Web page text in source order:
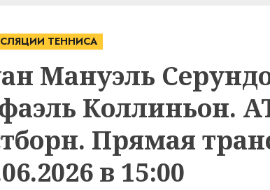
ТЕННИСА
Мануэль
Коллиньон.
Прямая
в 15:00